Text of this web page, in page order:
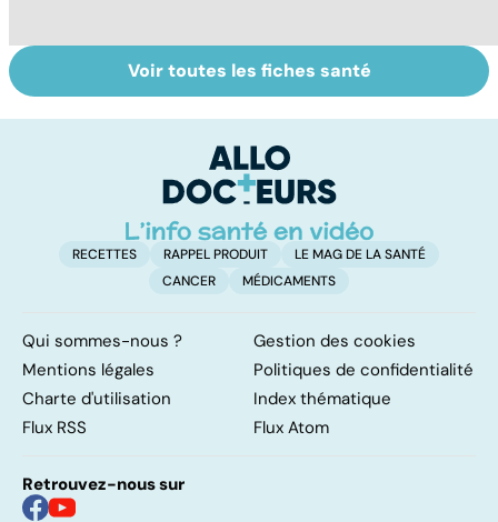
Le magnésium,
un oligo-élément
Intestin irritable :
le régime
solution ?
Voir toutes les fiches santé
RECETTES RAPPEL PRODUIT
LE MAG DE LA SANTÉ
CANCER
MÉDICAMENTS
Qui sommes-nous ?
Gestion des cookies
Mentions légales
Politiques de confidentialité
Charte d'utilisation
Index thématique
Flux RSS
Flux Atom
Retrouvez-nous sur